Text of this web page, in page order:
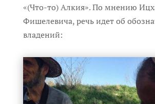
«(Что-то) Алкия». По мнению
Фишелевича, речь идет об
владений: